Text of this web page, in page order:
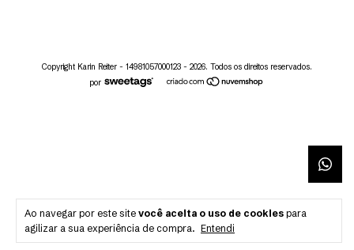
Ao navegar por este site você aceita o uso de cookies para
agilizar a sua experiência de compra. Entendi
Copyright Karin Reiter - 14981057000123 - 2026. Todos os direitos reservados.
por